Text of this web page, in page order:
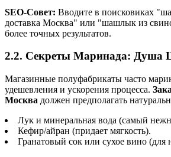
SEO-Совет: Вводите в поисковиках
доставка Москва" или "шашлык из
более точных результатов.
2.2. Секреты Маринада:
Магазинные полуфабрикаты часто
удешевления и ускорения процесса.
Москва должен предполагать
Лук и минеральная вода (самый
Кефир/айран (придает мягкость).
Гранатовый сок или сухое вино (для